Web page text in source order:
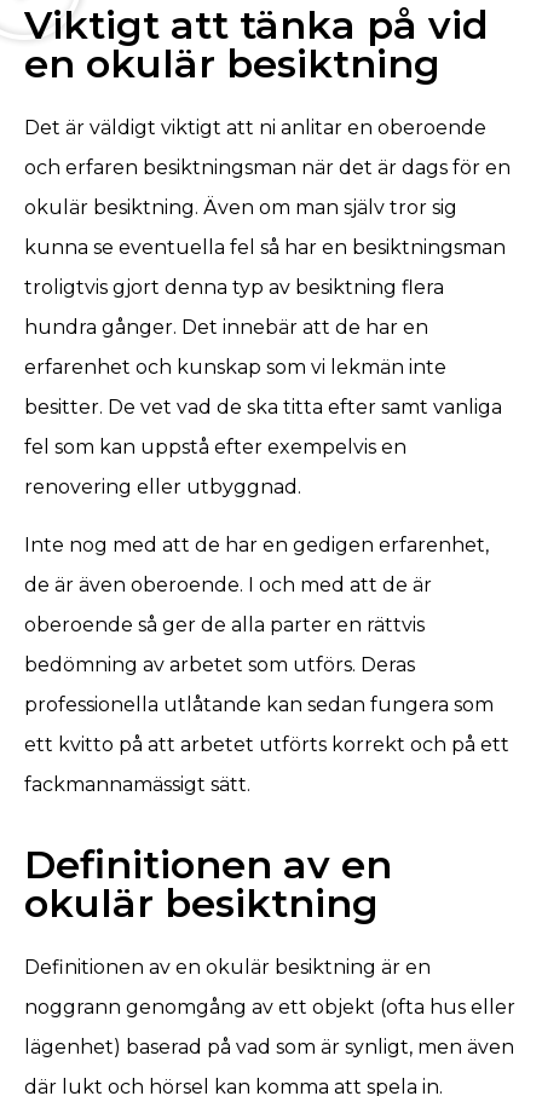
Viktigt att tänka på vid
en okulär besiktning
Det är väldigt viktigt att ni anlitar en oberoende
och erfaren besiktningsman när det är dags för en
okulär besiktning. Även om man själv tror sig
kunna se eventuella fel så har en besiktningsman
troligtvis gjort denna typ av besiktning flera
hundra gånger. Det innebär att de har en
erfarenhet och kunskap som vi lekmän inte
besitter. De vet vad de ska titta efter samt vanliga
fel som kan uppstå efter exempelvis en
renovering eller utbyggnad.
Inte nog med att de har en gedigen erfarenhet,
de är även oberoende. I och med att de är
oberoende så ger de alla parter en rättvis
bedömning av arbetet som utförs. Deras
professionella utlåtande kan sedan fungera som
ett kvitto på att arbetet utförts korrekt och på ett
fackmannamässigt sätt.
Definitionen av en
okulär besiktning
Definitionen av en okulär besiktning är en
noggrann genomgång av ett objekt (ofta hus eller
lägenhet) baserad på vad som är synligt, men även
där lukt och hörsel kan komma att spela in.